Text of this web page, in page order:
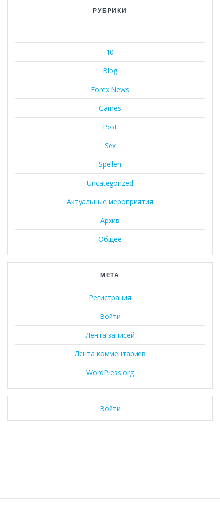
РУБРИКИ
1
10
Blog
Forex News
Games
Post
Sex
Spellen
Uncategorized
Актуальные мероприятия
Архив
Общее
МЕТА
Регистрация
Войти
Лента записей
Лента комментариев
WordPress.org
Войти